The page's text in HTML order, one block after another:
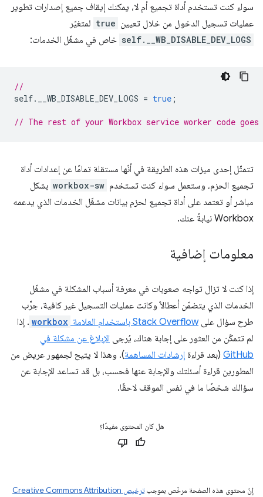
سواء كنت تستخدم أداة تجميع أم لا، يمكنك إيقاف جميع إصدارات تطوير
عمليات تسجيل الدخول من خلال تعيين true لمتغيّر
self.__WB_DISABLE_DEV_LOGS خاص في مشغّل الخدمات:
//
self. __WB_DISABLE_DEV_LOGS = true ;
// The rest of your Workbox service worker code goes
تتمثّل إحدى ميزات هذه الطريقة في أنّها مستقلة تمامًا عن إعدادات أداة
تجميع الحزم، وستعمل سواء كنت تستخدم workbox-sw بشكل
مباشر أو تعتمد على أداة تجميع لحزم بيانات مشغّل الخدمات الذي يدعمه
Workbox نيابةً عنك.
معلومات إضافية
إذا كنت لا تزال تواجه صعوبات في معرفة أسباب المشكلة في مشغّل
الخدمات الذي يتضمّن أعطالاً وكانت عمليات التسجيل غير كافية، جرِّب
طرح سؤال علىStack Overflow باستخدام العلامة workbox . إذا
لم تتمكّن من العثور على إجابة هناك، يُرجى الإبلاغ عن مشكلة في
GitHub (بعد قراءة إرشادات المساهمة). وهذا لا يتيح لجمهور عريض من
المطورين قراءة أسئلتك والإجابة عنها فحسب، بل قد تساعد الإجابة عن
سؤالك شخصًا ما في نفس الموقف لاحقًا.
هل كان المحتوى مفيدًا؟
إنّ محتوى هذه الصفحة مرخّص بموجب
ترخيص Creative Commons Attribution